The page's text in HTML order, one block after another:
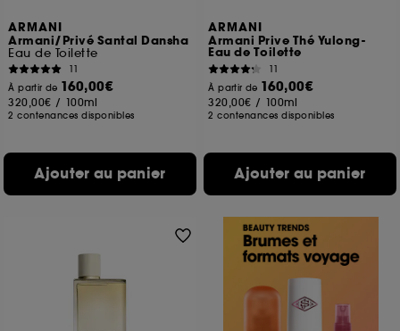
ARMANI
Armani/Privé Santal Dansha
Eau de Toilette
11
À partir de 160,00€
320,00€ / 100ml
2 contenances disponibles
Ajouter au panier
ARMANI
Armani Prive Thé Yulong-
Eau de Toilette
11
À partir de 160,00€
320,00€ / 100ml
2 contenances disponibles
Ajouter au panier